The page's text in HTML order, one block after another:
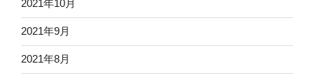
2021年10月
2021年9月
2021年8月